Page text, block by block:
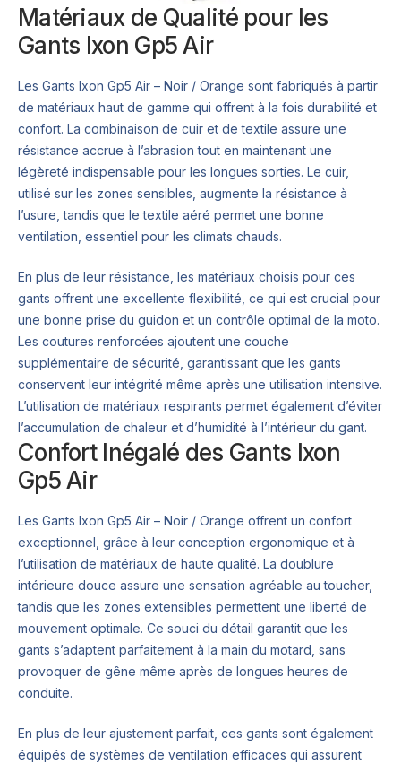
Matériaux de Qualité pour les
Gants Ixon Gp5 Air
Les Gants Ixon Gp5 Air – Noir / Orange sont fabriqués à partir
de matériaux haut de gamme qui offrent à la fois durabilité et
confort. La combinaison de cuir et de textile assure une
résistance accrue à l’abrasion tout en maintenant une
légèreté indispensable pour les longues sorties. Le cuir,
utilisé sur les zones sensibles, augmente la résistance à
l’usure, tandis que le textile aéré permet une bonne
ventilation, essentiel pour les climats chauds.
En plus de leur résistance, les matériaux choisis pour ces
gants offrent une excellente flexibilité, ce qui est crucial pour
une bonne prise du guidon et un contrôle optimal de la moto.
Les coutures renforcées ajoutent une couche
supplémentaire de sécurité, garantissant que les gants
conservent leur intégrité même après une utilisation intensive.
L’utilisation de matériaux respirants permet également d’éviter
l’accumulation de chaleur et d’humidité à l’intérieur du gant.
Confort Inégalé des Gants Ixon
Gp5 Air
Les Gants Ixon Gp5 Air – Noir / Orange offrent un confort
exceptionnel, grâce à leur conception ergonomique et à
l’utilisation de matériaux de haute qualité. La doublure
intérieure douce assure une sensation agréable au toucher,
tandis que les zones extensibles permettent une liberté de
mouvement optimale. Ce souci du détail garantit que les
gants s’adaptent parfaitement à la main du motard, sans
provoquer de gêne même après de longues heures de
conduite.
En plus de leur ajustement parfait, ces gants sont également
équipés de systèmes de ventilation efficaces qui assurent